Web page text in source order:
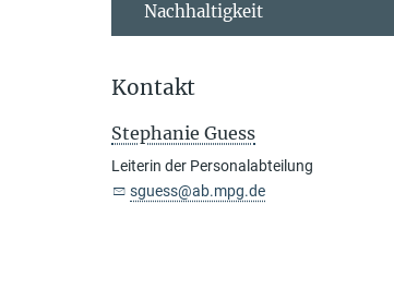
Nachhaltigkeit
Kontakt
Stephanie Guess
Leiterin der Personalabteilung
sguess@ab.mpg.de